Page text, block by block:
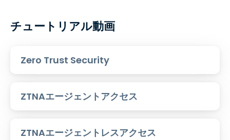
チュートリアル動画
Zero Trust Security
ZTNAエージェントアクセス
ZTNAエージェントレスアクセス​